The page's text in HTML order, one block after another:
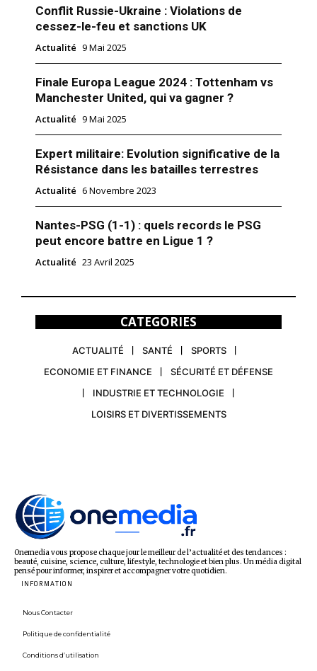
Conflit Russie-Ukraine : Violations de
cessez-le-feu et sanctions UK
Actualité 9 Mai 2025
Finale Europa League 2024 : Tottenham vs
Manchester United, qui va gagner ?
Actualité 9 Mai 2025
Expert militaire: Evolution significative de la
Résistance dans les batailles terrestres
Actualité 6 Novembre 2023
Nantes-PSG (1-1) : quels records le PSG
peut encore battre en Ligue 1 ?
Actualité 23 Avril 2025
CATEGORIES
ACTUALITÉ SANTÉ
SPORTS
ECONOMIE ET FINANCE
SÉCURITÉ ET DÉFENSE
INDUSTRIE ET TECHNOLOGIE
LOISIRS ET DIVERTISSEMENTS
Onemedia vous propose chaque jour le meilleur de l’actualité et des tendances :
beauté, cuisine, science, culture, lifestyle, technologie et bien plus. Un média digital
pensé pour informer, inspirer et accompagner votre quotidien.
INFORMATION
Nous Contacter
Politique de confidentialité
Conditions d’utilisation